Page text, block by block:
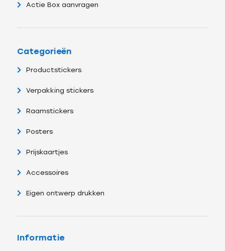
Actie Box aanvragen
Categorieën
Productstickers
Verpakking stickers
Raamstickers
Posters
Prijskaartjes
Accessoires
Eigen ontwerp drukken
Informatie